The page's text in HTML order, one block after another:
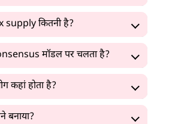
supply कितनी है?
मॉडल पर चलता है?
कहां होता है?
बनाया?